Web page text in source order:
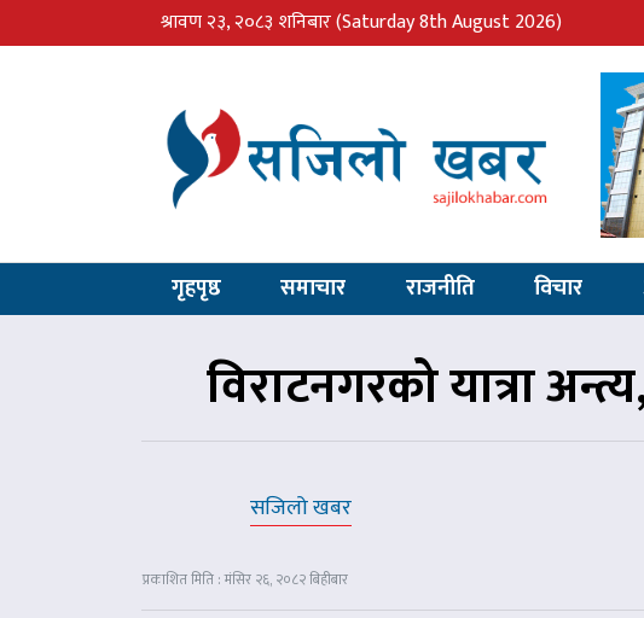
श्रावण २३, २०८३ शनिबार(Saturday 8th August 2026)
गृहपृष्ठ समाचार राजनीति विचार
विराटनगरको यात्रा
सजिलो खबर
प्रकाशित मिति : मंसिर २६, २०८२ बिहीबार